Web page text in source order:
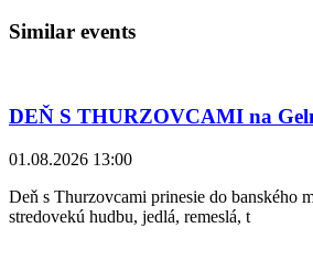
Similar events
DEŇ S THURZOVCAMI na
01.08.2026 13:00
Deň s Thurzovcami prinesie do banského
stredovekú hudbu, jedlá, remeslá, t